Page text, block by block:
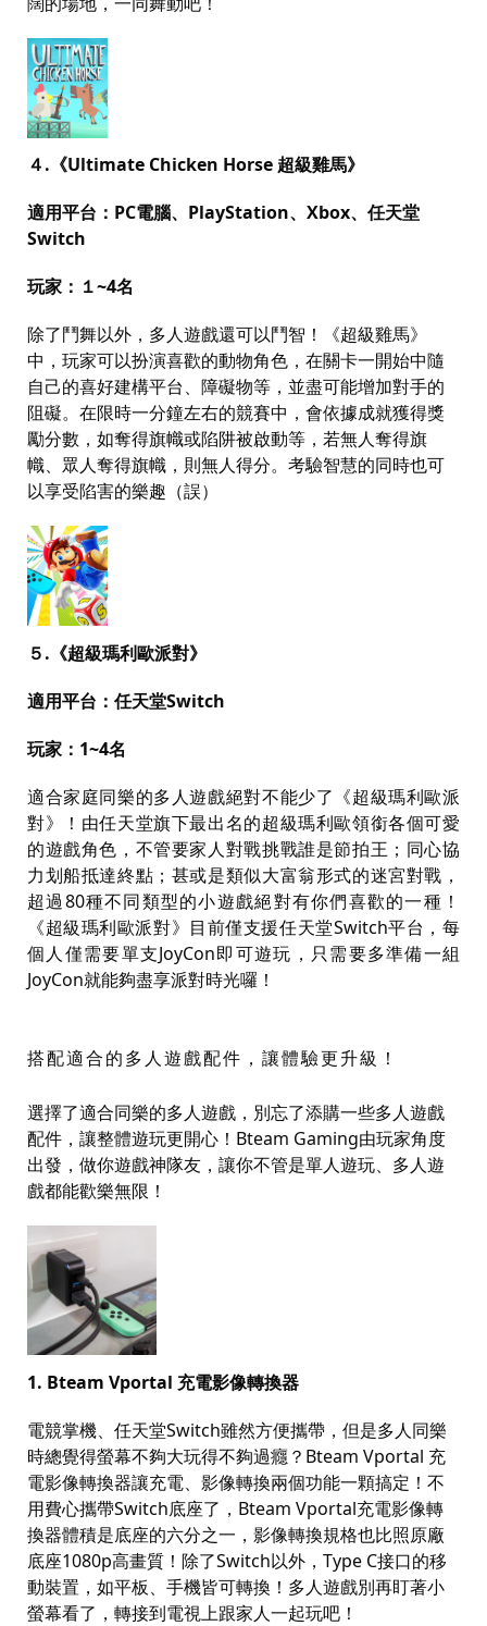
４. 《Ultimate Chicken Horse 超級雞馬》
適用平台： PC電腦、 PlayStation、 Xbox、任天堂
Switch
玩家：１~4名
除了鬥舞以外，多人遊戲還可以鬥智！《超級雞馬》
中，玩家可以扮演喜歡的動物角色，在關卡一開始中隨
自己的喜好建構平台、障礙物等，並盡可能增加對手的
阻礙。在限時一分鐘左右的競賽中，會依據成就獲得獎
勵分數，如奪得旗幟或陷阱被啟動等，若無人奪得旗
幟、眾人奪得旗幟，則無人得分。考驗智慧的同時也可
以享受陷害的樂趣（誤）
５. 《超級瑪利歐派對》
適用平台：任天堂Switch
玩家： 1~4名
適合家庭同樂的多人遊戲絕對不能少了《超級瑪利歐派
對》！由任天堂旗下最出名的超級瑪利歐領銜各個可愛
的遊戲角色，不管要家人對戰挑戰誰是節拍王；同心協
力划船抵達終點；甚或是類似大富翁形式的迷宮對戰，
超過80種不同類型的小遊戲絕對有你們喜歡的一種！
《超級瑪利歐派對》目前僅支援任天堂Switch平台，每
個人僅需要單支JoyCon即可遊玩，只需要多準備一組
JoyCon就能夠盡享派對時光囉！
搭配適合的多人遊戲配件，讓體驗更升級！
選擇了適合同樂的多人遊戲，別忘了添購一些多人遊戲
配件，讓整體遊玩更開心！ Bteam Gaming由玩家角度
出發，做你遊戲神隊友，讓你不管是單人遊玩、多人遊
戲都能歡樂無限！
1. Bteam Vportal 充電影像轉換器
電競掌機、任天堂Switch雖然方便攜帶，但是多人同樂
時總覺得螢幕不夠大玩得不夠過癮？ Bteam Vportal 充
電影像轉換器讓充電、影像轉換兩個功能一顆搞定！不
用費心攜帶Switch底座了， Bteam Vportal充電影像轉
換器體積是底座的六分之一，影像轉換規格也比照原廠
底座1080p高畫質！除了Switch以外， Type C接口的移
動裝置，如平板、手機皆可轉換！多人遊戲別再盯著小
螢幕看了，轉接到電視上跟家人一起玩吧！